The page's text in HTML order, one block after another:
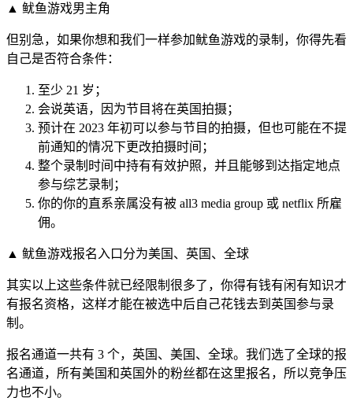
▲ 鱿鱼游戏男主角
但别急，如果你想和我们一样参加鱿鱼游戏的录制，你得先看
自己是否符合条件：
至少 21 岁；
会说英语，因为节目将在英国拍摄；
预计在 2023 年初可以参与节目的拍摄，但也可能在不提
前通知的情况下更改拍摄时间；
整个录制时间中持有有效护照，并且能够到达指定地点
参与综艺录制；
你的你的直系亲属没有被 all3 media group 或 netflix 所雇
佣。
▲ 鱿鱼游戏报名入口分为美国、英国、全球
其实以上这些条件就已经限制很多了，你得有钱有闲有知识才
有报名资格，这样才能在被选中后自己花钱去到英国参与录
制。
报名通道一共有 3 个，英国、美国、全球。我们选了全球的报
名通道，所有美国和英国外的粉丝都在这里报名，所以竞争压
力也不小。